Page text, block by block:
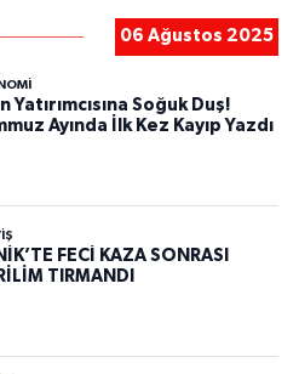
06 Ağustos 2025
Yatırımcısına Soğuk Duş!
Ayında İlk Kez Kayıp Yazdı
FECİ KAZA SONRASI
TIRMANDI